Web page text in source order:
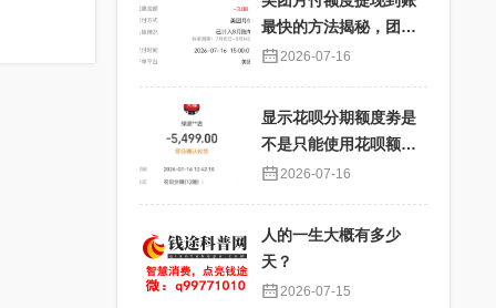
最快的方法揭秘，团购
核销提现秒到账
2026-07-16
显示花呗分期额度劵是
不是只能使用花呗额度
分期才能使用？提现过
2026-07-16
人的一生大概有多少
天？
2026-07-15